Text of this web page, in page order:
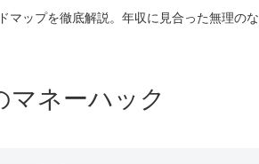
ップを徹底解説。年収に見合った無理の
マネーハック